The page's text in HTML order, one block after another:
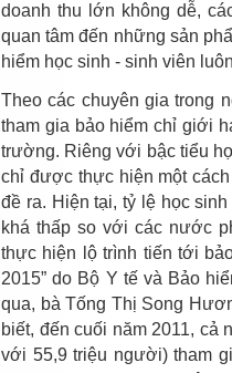
doanh thu lớn không dễ,
quan tâm đến những sản
hiểm học sinh - sinh viên
Theo các chuyên gia trong
tham gia bảo hiểm chỉ giới
trường. Riêng với bậc tiểu
chỉ được thực hiện một
đề ra. Hiện tại, tỷ lệ học
khá thấp so với các nước
thực hiện lộ trình tiến tới
2015” do Bộ Y tế và Bảo
qua, bà Tống Thị Song
biết, đến cuối năm 2011,
với 55,9 triệu người) tham